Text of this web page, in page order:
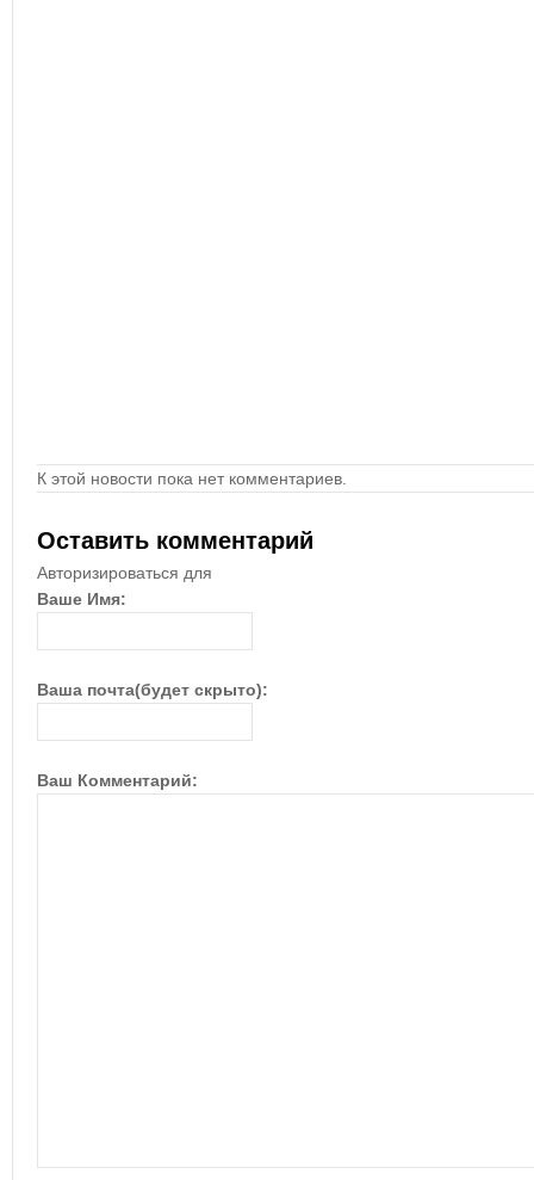
К этой новости пока нет комментариев.
Оставить комментарий
Авторизироваться для
Ваше Имя:
Ваша почта(будет скрыто):
Ваш Комментарий: